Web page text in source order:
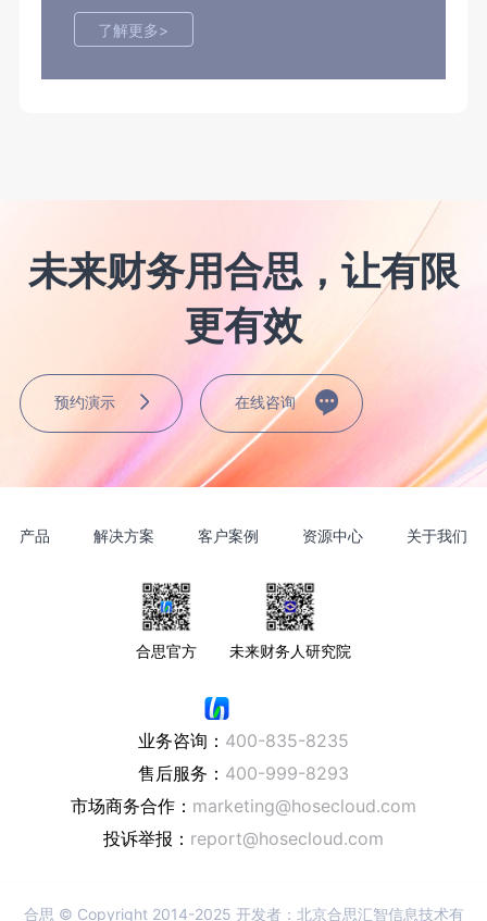
了解更多>
未来财务用合思，让有限
更有效
预约演示 在线咨询
产品 解决方案 客户案例 资源中心 关于我们
合思官方 未来财务人研究院
业务咨询： 400-835-8235
售后服务： 400-999-8293
市场商务合作： marketing@hosecloud.com
投诉举报： report@hosecloud.com
合思 © Copyright 2014-2025 开发者：北京合思汇智信息技术有